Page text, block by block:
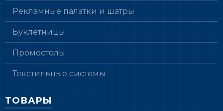
Рекламные палатки и шатры
Буклетницы
Промостолы
Текстильные системы
ТОВАРЫ